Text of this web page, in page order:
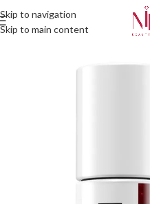
Skip to navigation
Skip to main content